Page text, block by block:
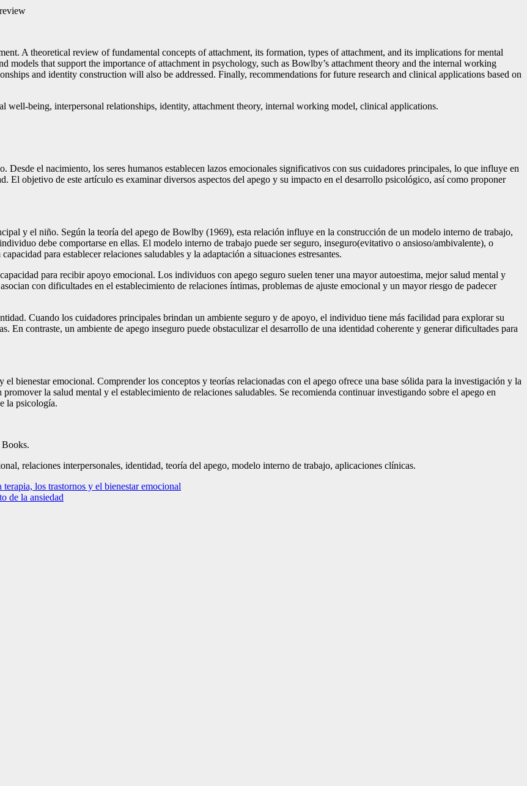
A theoretical review of fundamental concepts of attachment, its formation, types of attachment, and its implications for mental
models that support the importance of attachment in psychology, such as Bowlby’s attachment theory and the internal working
and identity construction will also be addressed. Finally, recommendations for future research and clinical applications based on
well-being, interpersonal relationships, identity, attachment theory, internal working model, clinical applications.
el nacimiento, los seres humanos establecen lazos emocionales significativos con sus cuidadores principales, lo que influye en
El objetivo de este artículo es examinar diversos aspectos del apego y su impacto en el desarrollo psicológico, así como proponer
y el niño. Según la teoría del apego de Bowlby (1969), esta relación influye en la construcción de un modelo interno de trabajo,
debe comportarse en ellas. El modelo interno de trabajo puede ser seguro, inseguro(evitativo o ansioso/ambivalente), o
para establecer relaciones saludables y la adaptación a situaciones estresantes.
para recibir apoyo emocional. Los individuos con apego seguro suelen tener una mayor autoestima, mejor salud mental y
con dificultades en el establecimiento de relaciones íntimas, problemas de ajuste emocional y un mayor riesgo de padecer
Cuando los cuidadores principales brindan un ambiente seguro y de apoyo, el individuo tiene más facilidad para explorar su
En contraste, un ambiente de apego inseguro puede obstaculizar el desarrollo de una identidad coherente y generar dificultades para
bienestar emocional. Comprender los conceptos y teorías relacionadas con el apego ofrece una base sólida para la investigación y la
la salud mental y el establecimiento de relaciones saludables. Se recomienda continuar investigando sobre el apego en
la psicología.
relaciones interpersonales, identidad, teoría del apego, modelo interno de trabajo, aplicaciones clínicas.
los trastornos y el bienestar emocional
de la ansiedad